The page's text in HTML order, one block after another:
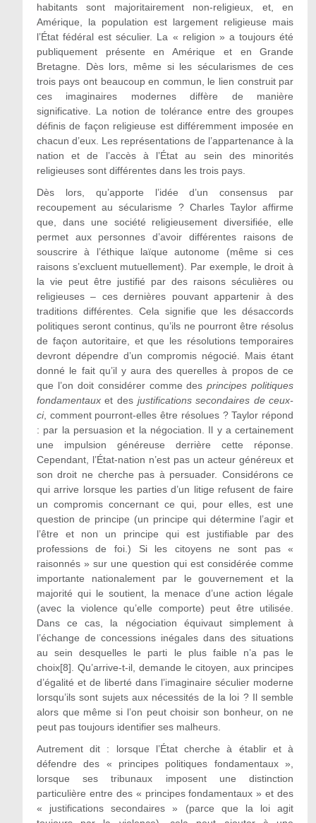
habitants sont majoritairement non-religieux, et, en
Amérique, la population est largement religieuse mais
l’État fédéral est séculier. La « religion » a toujours été
publiquement présente en Amérique et en Grande
Bretagne. Dès lors, même si les sécularismes de ces
trois pays ont beaucoup en commun, le lien construit par
ces imaginaires modernes diffère de manière
significative. La notion de tolérance entre des groupes
définis de façon religieuse est différemment imposée en
chacun d’eux. Les représentations de l’appartenance à la
nation et de l’accès à l’État au sein des minorités
religieuses sont différentes dans les trois pays.
Dès lors, qu’apporte l’idée d’un consensus par
recoupement au sécularisme ? Charles Taylor affirme
que, dans une société religieusement diversifiée, elle
permet aux personnes d’avoir différentes raisons de
souscrire à l’éthique laïque autonome (même si ces
raisons s’excluent mutuellement). Par exemple, le droit à
la vie peut être justifié par des raisons séculières ou
religieuses – ces dernières pouvant appartenir à des
traditions différentes. Cela signifie que les désaccords
politiques seront continus, qu’ils ne pourront être résolus
de façon autoritaire, et que les résolutions temporaires
devront dépendre d’un compromis négocié. Mais étant
donné le fait qu’il y aura des querelles à propos de ce
que l’on doit considérer comme desprincipes politiques
fondamentauxet des justifications secondaires de ceux-
ci, comment pourront-elles être résolues ? Taylor répond
: par la persuasion et la négociation. Il y a certainement
une impulsion généreuse derrière cette réponse.
Cependant, l’État-nation n’est pas un acteur généreux et
son droit ne cherche pas à persuader. Considérons ce
qui arrive lorsque les parties d’un litige refusent de faire
un compromis concernant ce qui, pour elles, est une
question de principe (un principe qui détermine l’agir et
l’être et non un principe qui est justifiable par des
professions de foi.) Si les citoyens ne sont pas «
raisonnés » sur une question qui est considérée comme
importante nationalement par le gouvernement et la
majorité qui le soutient, la menace d’une action légale
(avec la violence qu’elle comporte) peut être utilisée.
Dans ce cas, la négociation équivaut simplement à
l’échange de concessions inégales dans des situations
au sein desquelles le parti le plus faible n’a pas le
choix[8]. Qu’arrive-t-il, demande le citoyen, aux principes
d’égalité et de liberté dans l’imaginaire séculier moderne
lorsqu’ils sont sujets aux nécessités de la loi ? Il semble
alors que même si l’on peut choisir son bonheur, on ne
peut pas toujours identifier ses malheurs.
Autrement dit : lorsque l’État cherche à établir et à
défendre des « principes politiques fondamentaux »,
lorsque ses tribunaux imposent une distinction
particulière entre des « principes fondamentaux » et des
« justifications secondaires » (parce que la loi agit